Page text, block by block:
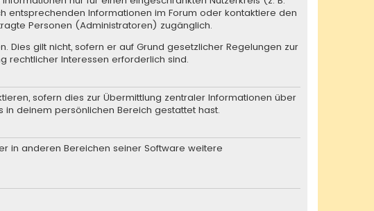
entsprechenden Informationen im Forum oder kontaktiere den
Personen (Administratoren) zugänglich.
gilt nicht, sofern er auf Grund gesetzlicher Regelungen zur
rechtlicher Interessen erforderlich sind.
sofern dies zur Übermittlung zentraler Informationen über
deinem persönlichen Bereich gestattet hast.
in anderen Bereichen seiner Software weitere